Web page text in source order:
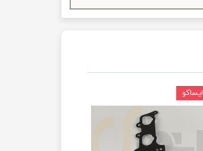
ایساکو